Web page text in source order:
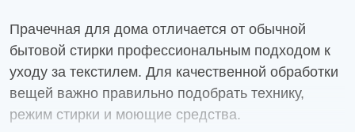
Прачечная для дома отличается от обычной
бытовой стирки профессиональным подходом к
уходу за текстилем. Для качественной обработки
вещей важно правильно подобрать технику,
режим стирки и моющие средства.